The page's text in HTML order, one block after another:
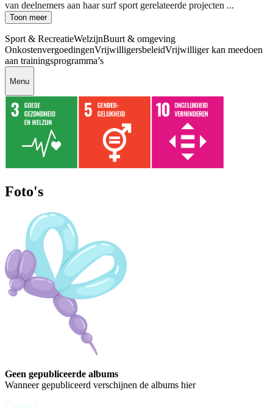
van deelnemers aan haar surf sport gerelateerde projecten ...
Toon meer
Sport & RecreatieWelzijnBuurt & omgeving
OnkostenvergoedingenVrijwilligersbeleidVrijwilliger kan meedoen
aan trainingsprogramma’s
Menu
Foto's
Geen gepubliceerde albums
Wanneer gepubliceerd verschijnen de albums hier